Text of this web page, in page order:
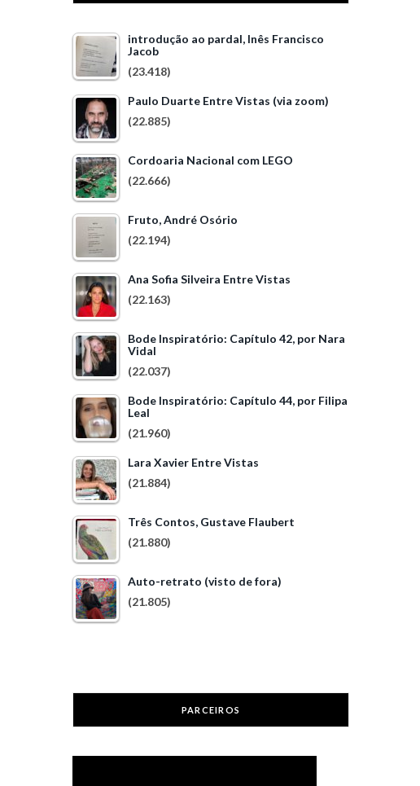
introdução ao pardal, Inês Francisco
Jacob
(23.418)
Paulo Duarte Entre Vistas (via zoom)
(22.885)
Cordoaria Nacional com LEGO
(22.666)
Fruto, André Osório
(22.194)
Ana Sofia Silveira Entre Vistas
(22.163)
Bode Inspiratório: Capítulo 42, por Nara
Vidal
(22.037)
Bode Inspiratório: Capítulo 44, por Filipa
Leal
(21.960)
Lara Xavier Entre Vistas
(21.884)
Três Contos, Gustave Flaubert
(21.880)
Auto-retrato (visto de fora)
(21.805)
PARCEIROS